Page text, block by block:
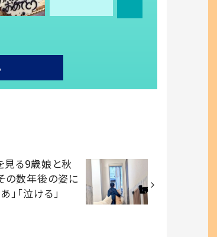
見る9歳娘と秋
数年後の姿に
」「泣ける」